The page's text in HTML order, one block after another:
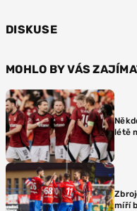
DISKUSE
MOHLO BY VÁS
létě
míří